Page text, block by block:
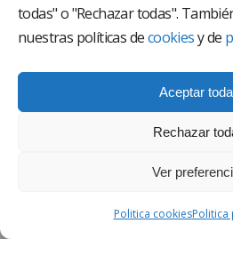
todas" o "Rechazar todas".
nuestras políticas decookiesy de
Aceptar
Rechazar
Ver
Politica cookiesPolitica
Síguenos en
POLÍTICA DE